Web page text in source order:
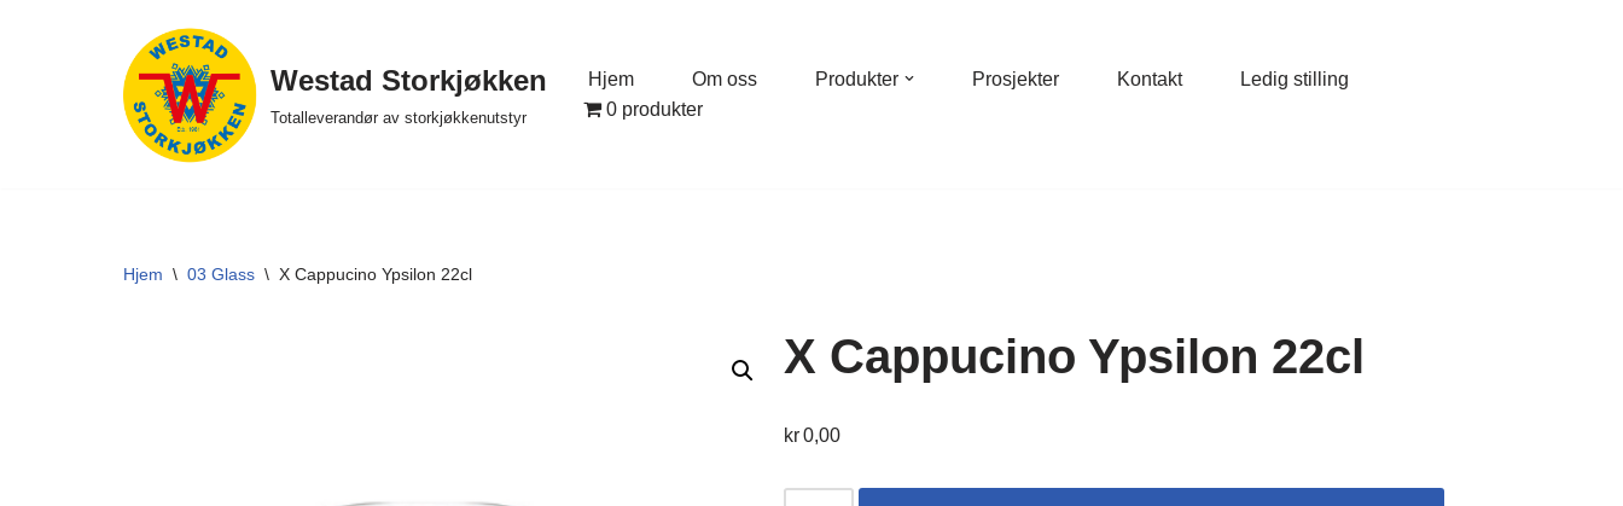
Westad Storkjøkken
Totalleverandør av storkjøkkenutstyr
Hjem Om oss Produkter Prosjekter Kontakt
Ledig stilling
0 produkter
Hjem \ 03 Glass \ X Cappucino Ypsilon 22cl
X Cappucino Ypsilon 22cl
kr0,00